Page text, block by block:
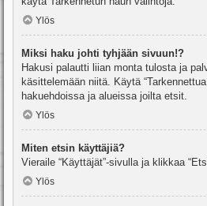
Ylös
Miksi haku johti tyhjään sivuun!?
Hakusi palautti liian monta tulosta ja
käsittelemään niitä. Käytä
hakuehdoissa ja alueissa joilta etsit.
Ylös
Miten etsin käyttäjiä?
Vieraile “Käyttäjät”-sivulla ja klikkaa
Ylös